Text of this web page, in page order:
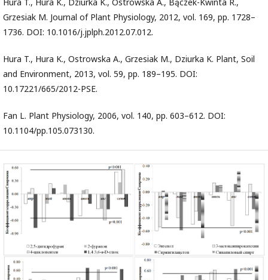
Hura T., Hura K., Dziurka K., Ostrowska A., Bączek-Kwinta R.,
Grzesiak M. Journal of Plant Physiology, 2012, vol. 169, pp. 1728–
1736. DOI: 10.1016/j.jplph.2012.07.012.
Hura T., Hura K., Ostrowska A., Grzesiak M., Dziurka K. Plant, Soil
and Environment, 2013, vol. 59, pp. 189–195. DOI:
10.17221/665/2012-PSE.
Fan L. Plant Physiology, 2006, vol. 140, pp. 603–612. DOI:
10.1104/pp.105.073130.